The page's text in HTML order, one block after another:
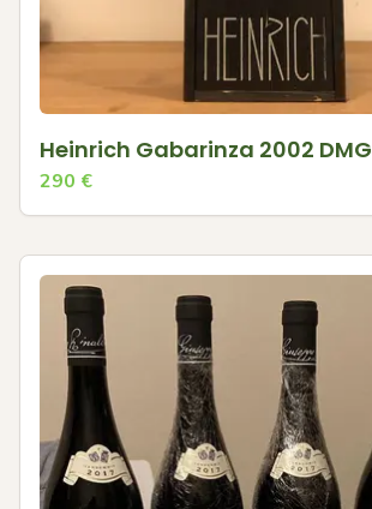
Heinrich Gabarinza 2002 DMG
290 €